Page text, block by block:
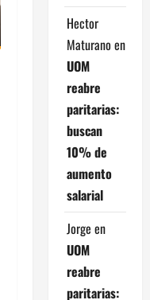
Hector
Maturano en
UOM
reabre
paritarias:
buscan
10% de
aumento
salarial
Jorge en
UOM
reabre
paritarias: